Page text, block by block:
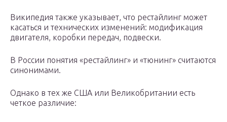
Википедия также указывает, что рестайлинг может
касаться и технических изменений: модификация
двигателя, коробки передач, подвески.
В России понятия «рестайлинг» и «тюнинг» считаются
синонимами.
Однако в тех же США или Великобритании есть
четкое различие: